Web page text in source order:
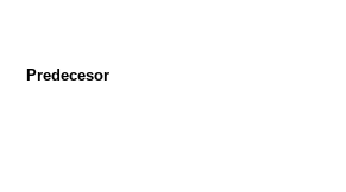
Predecesor